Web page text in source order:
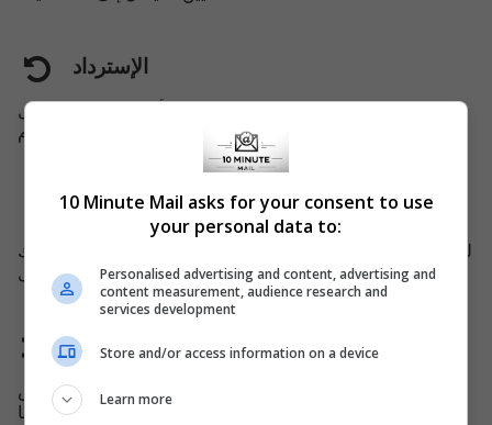
الإسترداد
يمكنك استرداد علبة البريد انتهت للتو، قبل أن يتم إزالته من قبل
دعم الهواتف المحمولة
لدينا موقع على شبكة الانترنت مخصص للأجهزة المحمولة، يمكنك
بسهولة استخدام خدماتنا على جهازك المحمول.
تغيير النطاق
نحن نستبدل اسم المجال كل 45 يومًا، لتجنب حظر بعض
10 Minute Mail asks for your consent to use
your personal data to:
Personalised advertising and content, advertising and
content measurement, audience research and
services development
Store and/or access information on a device
Learn more